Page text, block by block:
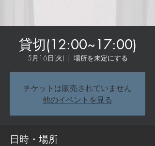
貸切(12:00~17:00)
5月16日(火)
  |
場所を未定にする
チケットは販売されていません
他のイベントを見る
日時・場所